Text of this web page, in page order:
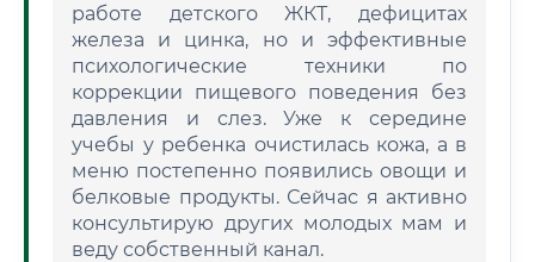
работе детского ЖКТ, дефицитах
железа и цинка, но и эффективные
психологические техники по
коррекции пищевого поведения без
давления и слез. Уже к середине
учебы у ребенка очистилась кожа, а в
меню постепенно появились овощи и
белковые продукты. Сейчас я активно
консультирую других молодых мам и
веду собственный канал.